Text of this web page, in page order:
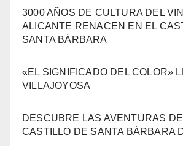
3000 AÑOS DE CULTURA DEL
ALICANTE RENACEN EN EL
SANTA BÁRBARA
«EL SIGNIFICADO DEL COLOR»
VILLAJOYOSA
DESCUBRE LAS AVENTURAS
CASTILLO DE SANTA BÁRBARA